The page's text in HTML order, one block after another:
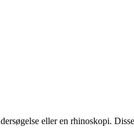
eller en rhinoskopi.